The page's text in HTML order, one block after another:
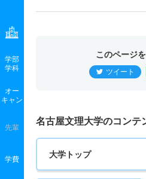
学部
学科
オー
キャン
先輩
学費
このページ
ツイート
名古屋文理大学のコンテ
大学トップ